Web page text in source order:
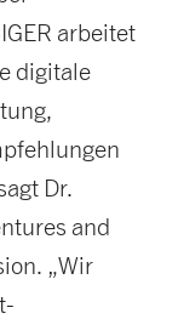
arbeitet
digitale
Dr.
and
„Wir